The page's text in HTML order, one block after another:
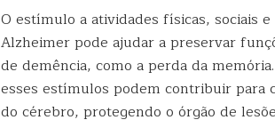
O estímulo a atividades físicas, sociais
Alzheimer pode ajudar a preservar
de demência, como a perda da
esses estímulos podem contribuir para
do cérebro, protegendo o órgão de